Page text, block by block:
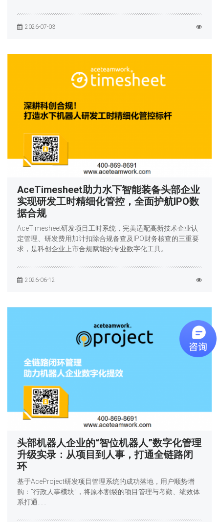
2026-07-03
AceTimesheet助力水下智能装备头部企业
实现研发工时精细化管控，全面护航IPO数
据合规
AceTimesheet研发项目工时系统，完美适配高新技术企业认
定管理、研发费用加计扣除合规备查及IPO财务核查的三重要
求，是科创企业上市合规赋能的专业数字化工具。
2026-06-12
头部机器人企业的“智位机器人”数字化管理
升级实录：从项目到人事，打通全链路闭
环
基于AceProject研发项目管理系统的成功落地，用户顺势增
购：“行政人事模块”，将原本割裂的项目管理与考勤、绩效体
系打通……